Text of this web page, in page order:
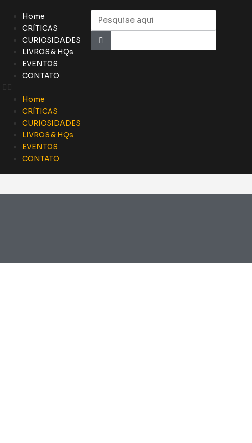
Home
CRÍTICAS
CURIOSIDADES
LIVROS & HQs
EVENTOS
CONTATO
Home
CRÍTICAS
CURIOSIDADES
LIVROS & HQs
EVENTOS
CONTATO